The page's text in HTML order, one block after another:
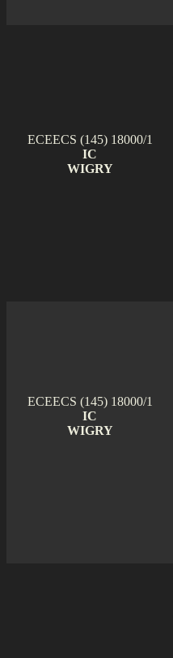
ECEECS (145) 18000/1
IC
WIGRY
ECEECS (145) 18000/1
IC
WIGRY